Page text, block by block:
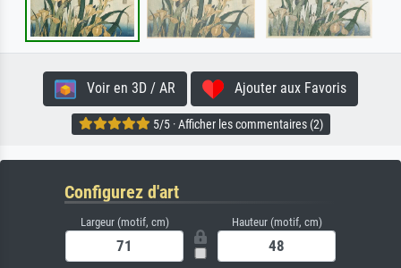
Voir en 3D / AR Ajouter aux Favoris
5/5 · Afficher les commentaires (2)
Configurez d'art
Largeur (motif, cm) Hauteur (motif, cm)